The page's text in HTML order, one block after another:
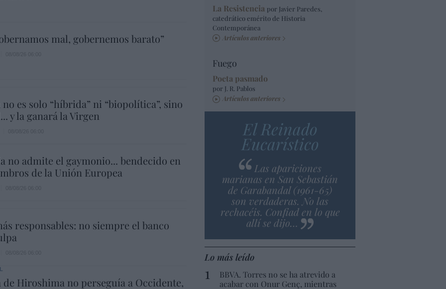
mal, gobernemos barato”
no es solo “híbrida” ni “biopolítica”, sino
y la ganará la Virgen
no admite el gaymonio... bendecido en
de la Unión Europea
responsables: no siempre el banco
de Hiroshima no perseguía a Occidente,
La Resistencia por Javier Paredes,
catedrático emérito de Historia
Contemporánea
Artículos anteriores
Fuego
Poeta pasmado
por J. R. Pablos
Artículos anteriores
El Reinado
Eucarístico
Las apariciones
marianas en San Sebastián
de Garabandal (1961-65)
son verdaderas. No las
rechacéis. Confiad en lo que
allí se dijo…
Lo más leído
BBVA. Torres no se ha atrevido a
acabar con Onur Genç, mientras